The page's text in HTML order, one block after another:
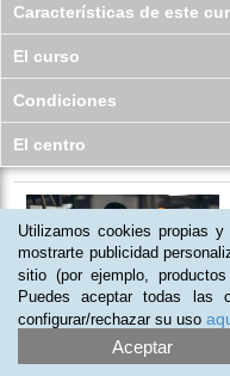
Características de este
El curso
Condiciones
El centro
(4)
Utilizamos cookies propias
mostrarte publicidad
sitio (por ejemplo,
Puedes aceptar todas las
configurar/rechazar su uso
Aceptar